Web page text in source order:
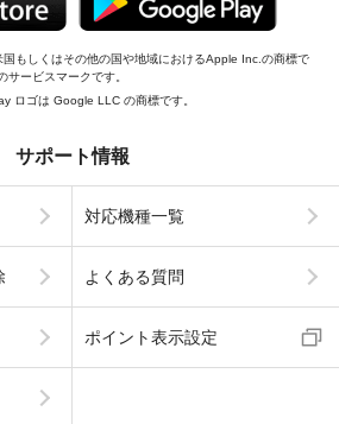
もしくはその他の国や地域におけるApple Inc.の商標で
ービスマークです。
ロゴは Google LLC の商標です。
サポート情報
対応機種一覧
よくある質問
ポイント表示設定